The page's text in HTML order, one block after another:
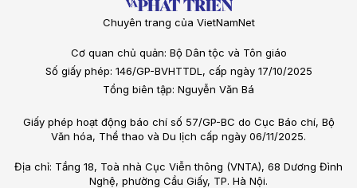
Chuyên trang của VietNamNet
Cơ quan chủ quản: Bộ Dân tộc và Tôn giáo
Số giấy phép: 146/GP-BVHTTDL, cấp ngày 17/10/2025
Tổng biên tập: Nguyễn Văn Bá
Giấy phép hoạt động báo chí số 57/GP-BC do Cục Báo chí, Bộ
Văn hóa, Thể thao và Du lịch cấp ngày 06/11/2025.
Địa chỉ: Tầng 18, Toà nhà Cục Viễn thông (VNTA), 68 Dương Đình
Nghệ, phường Cầu Giấy, TP. Hà Nội.